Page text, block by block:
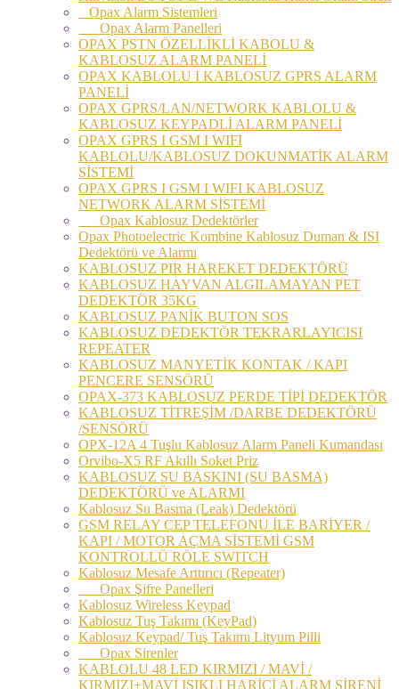
Opax Alarm Sistemleri
Opax Alarm Panelleri
OPAX PSTN ÖZELLİKLİ KABOLU &
KABLOSUZ ALARM PANELİ
OPAX KABLOLU I KABLOSUZ GPRS ALARM
PANELİ
OPAX GPRS/LAN/NETWORK KABLOLU &
KABLOSUZ KEYPADLİ ALARM PANELİ
OPAX GPRS I GSM I WIFI
KABLOLU/KABLOSUZ DOKUNMATİK ALARM
SİSTEMİ
OPAX GPRS I GSM I WIFI KABLOSUZ
NETWORK ALARM SİSTEMİ
Opax Kablosuz Dedektörler
Opax Photoelectric Kombine Kablosuz Duman & ISI
Dedektörü ve Alarmı
KABLOSUZ PIR HAREKET DEDEKTÖRÜ
KABLOSUZ HAYVAN ALGILAMAYAN PET
DEDEKTÖR 35KG
KABLOSUZ PANİK BUTON SOS
KABLOSUZ DEDEKTÖR TEKRARLAYICISI
REPEATER
KABLOSUZ MANYETİK KONTAK / KAPI
PENCERE SENSÖRÜ
OPAX-373 KABLOSUZ PERDE TİPİ DEDEKTÖR
KABLOSUZ TİTREŞİM /DARBE DEDEKTÖRÜ
/SENSÖRÜ
OPX-12A 4 Tuşlu Kablosuz Alarm Paneli Kumandası
Orvibo-X5 RF Akıllı Soket Priz
KABLOSUZ SU BASKINI (SU BASMA)
DEDEKTÖRÜ ve ALARMI
Kablosuz Su Basma (Leak) Dedektörü
GSM RELAY CEP TELEFONU İLE BARİYER /
KAPI / MOTOR AÇMA SİSTEMİ GSM
KONTROLLÜ RÖLE SWITCH
Kablosuz Mesafe Arttırıcı (Repeater)
Opax Şifre Panelleri
Kablosuz Wireless Keypad
Kablosuz Tuş Takımı (KeyPad)
Kablosuz Keypad/ Tuş Takımı Lityum Pilli
Opax Sirenler
KABLOLU 48 LED KIRMIZI / MAVİ /
KIRMIZI+MAVİ IŞIKLI HARİCİ ALARM SİRENİ